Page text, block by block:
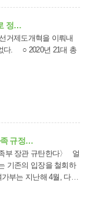
정…
대 총
족 규정…
장관 규탄한다〉 얼
기존의 입장을 철회하
부는 지난해 4월, 다양